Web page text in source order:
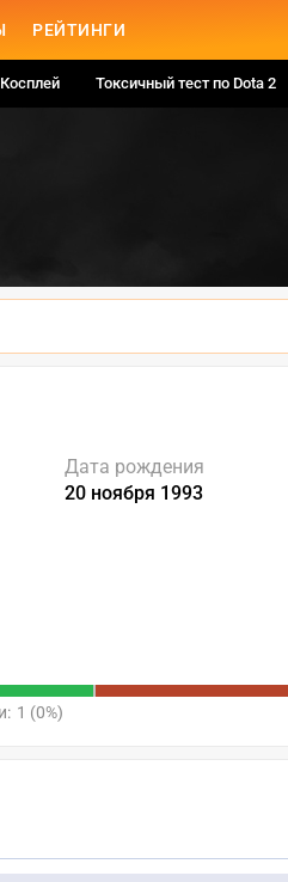
РЕЙТИНГИ
Косплей Токсичный тест по Dota 2
Дата рождения
20 ноября 1993
1 (0%)